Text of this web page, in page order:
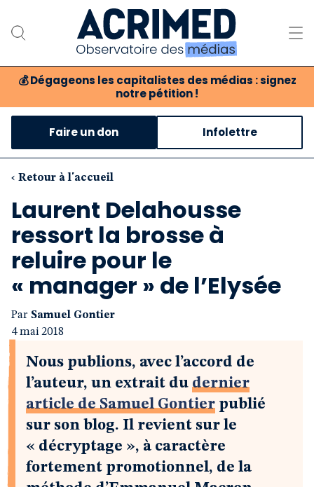
💰 Dégageons les capitalistes des médias : signez
notre pétition !
Notre association
Notre critique des médias
Nos propositions
Notre revue
Boutique
Faire un don Infolettre
‹ Retour à l'accueil
Laurent Delahousse
ressort la brosse à
reluire pour le
« manager » de l’Elysée
Par Samuel Gontier
4 mai 2018
Nous publions, avec l’accord de
l’auteur, un extrait du dernier
article de Samuel Gontier publié
sur son blog. Il revient sur le
« décryptage », à caractère
fortement promotionnel, de la